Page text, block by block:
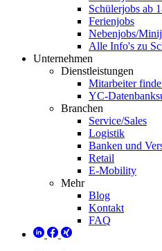
Schülerjobs ab
Ferienjobs
Nebenjobs/
Alle Info's zu
Unternehmen
Dienstleistungen
Mitarbeiter
YC-
Branchen
Service/Sales
Logistik
Banken und
Retail
E-Mobility
Mehr
Blog
Kontakt
FAQ